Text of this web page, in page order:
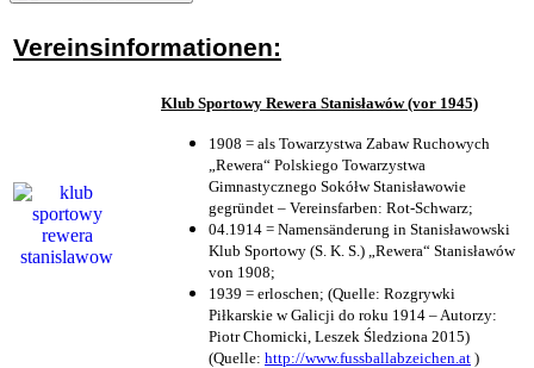
Vereinsinformationen:
Klub Sportowy Rewera Stanisławów (vor 1945)
1908 = als Towarzystwa Zabaw Ruchowych
„Rewera“ Polskiego Towarzystwa
Gimnastycznego Sokółw Stanisławowie
gegründet – Vereinsfarben: Rot-Schwarz;
04.1914 = Namensänderung in Stanisławowski
Klub Sportowy (S. K. S.) „Rewera“ Stanisławów
von 1908;
1939 = erloschen; (Quelle: Rozgrywki
Piłkarskie w Galicji do roku 1914 – Autorzy:
Piotr Chomicki, Leszek Śledziona 2015)
(Quelle: http://www.fussballabzeichen.at )